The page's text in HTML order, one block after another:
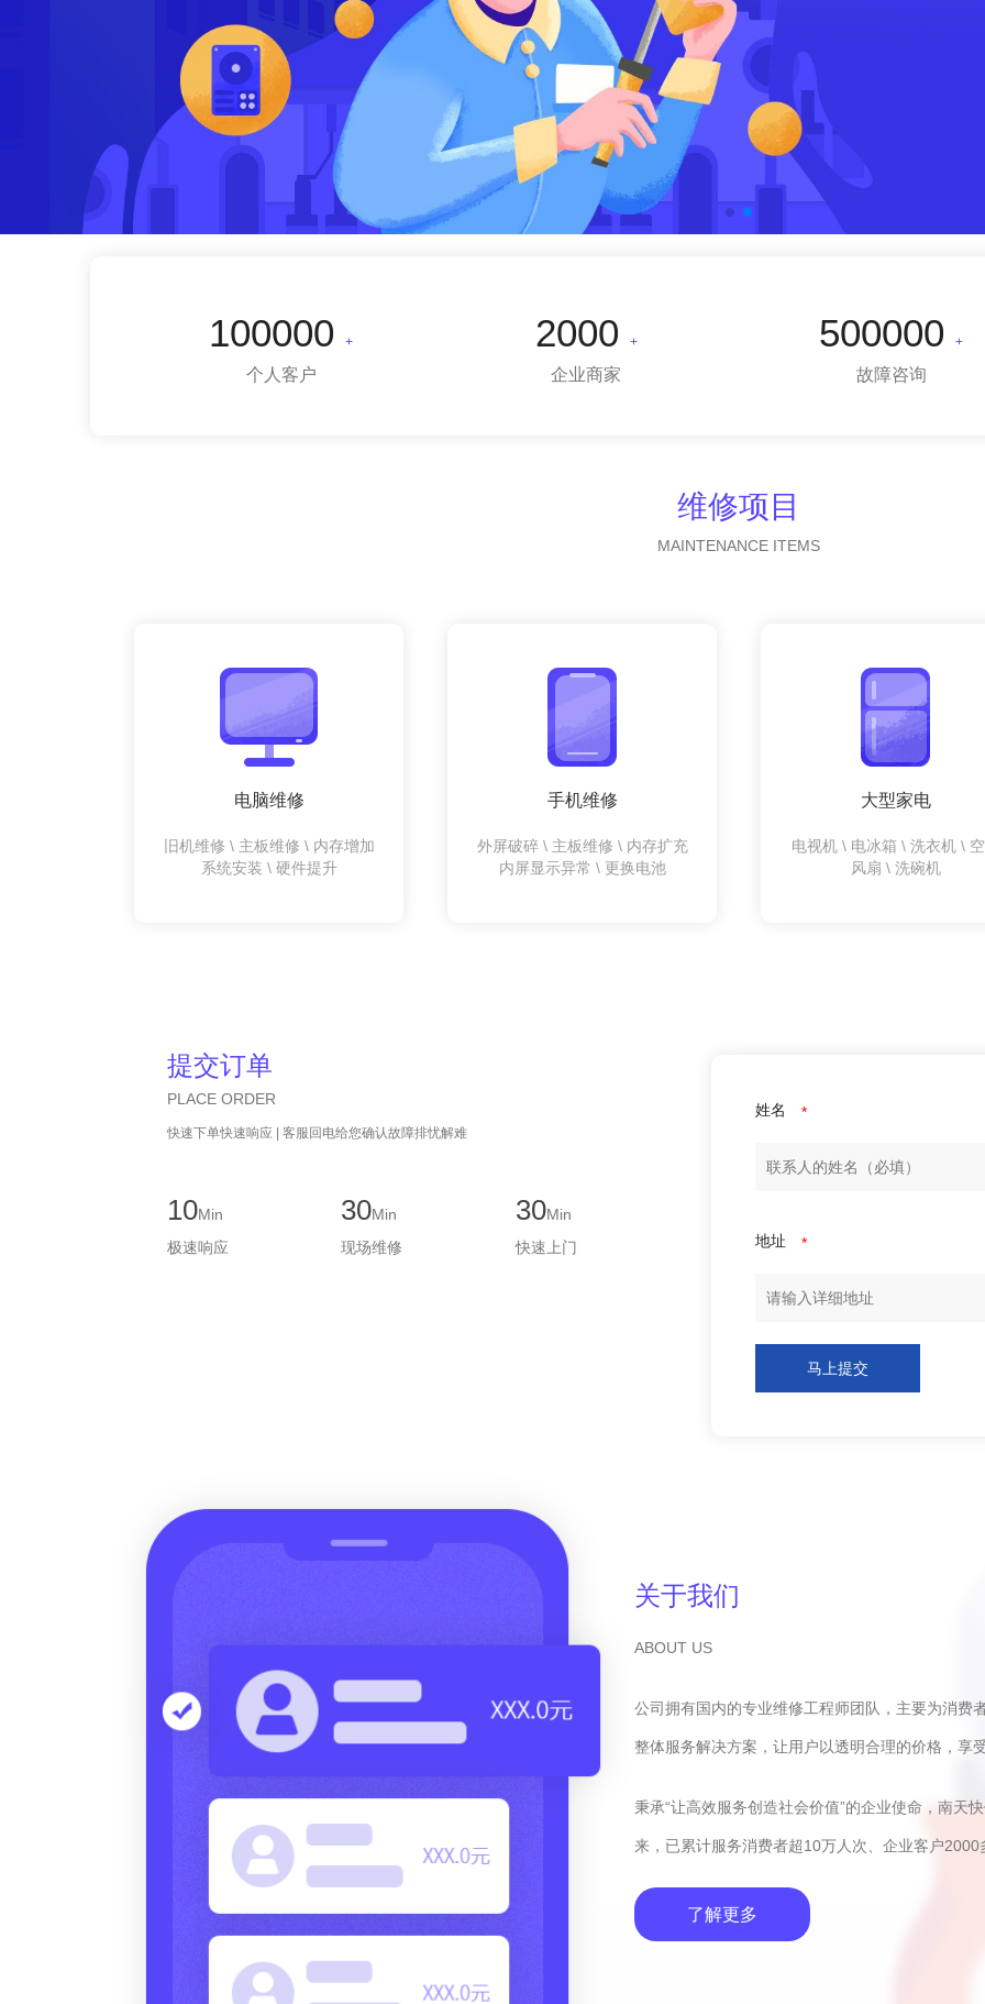
100000+
个人客户
2000 +
企业商家
500000+
故障咨询
维修项目
MAINTENANCE ITEMS
电脑维修
旧机维修 \ 主板维修 \ 内存增加
系统安装 \ 硬件提升
手机维修
外屏破碎 \ 主板维修 \ 内存扩充
内屏显示异常 \ 更换电池
大型家电
电视机 \ 电冰箱 \ 洗衣机 \
风扇 \ 洗碗机
提交订单
PLACE ORDER
快速下单快速响应 | 客服回电给您确认故障排忧解难
10Min
极速响应
30Min
现场维修
30Min
快速上门
姓名 *
地址 *
马上提交
关于我们
ABOUT US
公司拥有国内的专业维修工程师团队，主要为消费
整体服务解决方案，让用户以透明合理的价格，享
秉承“让高效服务创造社会价值”的企业使命，南天
来，已累计服务消费者超10万人次、企业客户2000
了解更多